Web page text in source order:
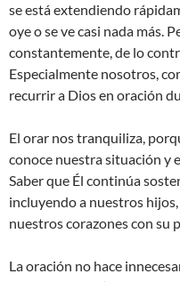
se está extendiendo
oye o se ve casi nada más.
constantemente, de lo
Especialmente nosotros,
recurrir a Dios en oración
El orar nos tranquiliza,
conoce nuestra situación y
Saber que Él continúa
incluyendo a nuestros
nuestros corazones con su
La oración no hace